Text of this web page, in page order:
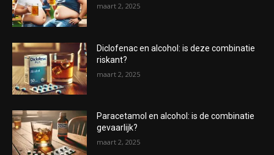
maart 2, 2025
Diclofenac en alcohol: is deze combinatie
riskant?
maart 2, 2025
Paracetamol en alcohol: is de combinatie
gevaarlijk?
maart 2, 2025